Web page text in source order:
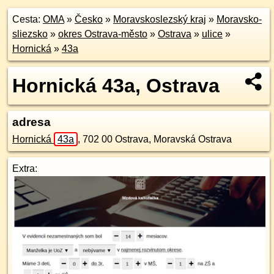
Cesta: OMA» Česko » Moravskoslezský kraj » Moravsko-
sliezsko » okres Ostrava-město » Ostrava » ulice »
Hornická » 43a
Hornická 43a, Ostrava
adresa
Hornická 43a , 702 00 Ostrava, Moravská Ostrava
Extra: